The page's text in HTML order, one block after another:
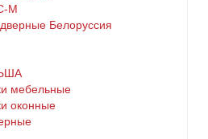
М
Белоруссия
мебельные
оконные